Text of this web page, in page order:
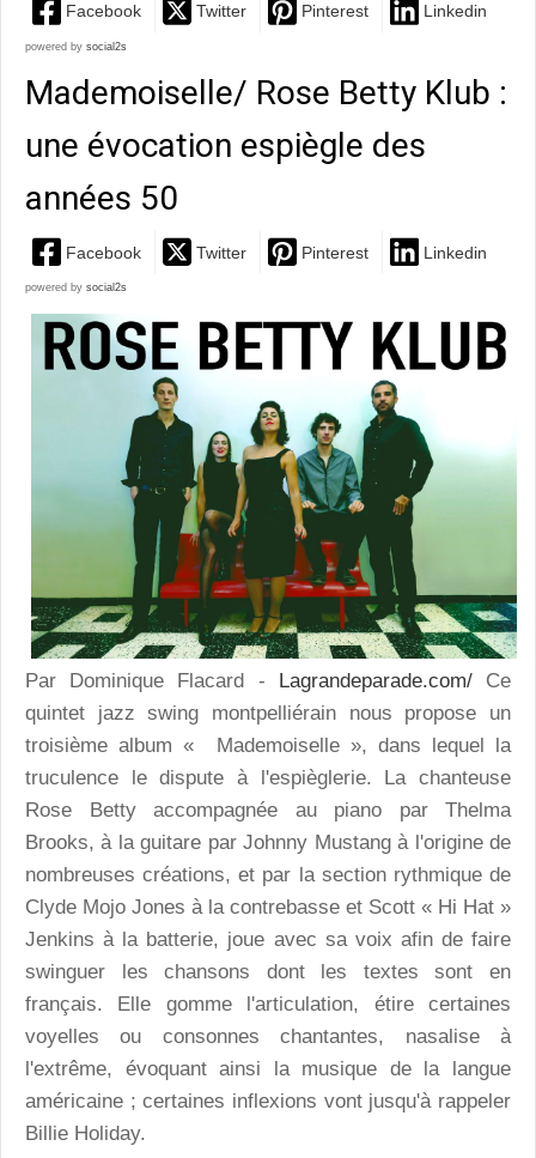
Facebook Twitter Pinterest Linkedin
powered by social2s
Mademoiselle/ Rose Betty Klub :
une évocation espiègle des
années 50
Facebook Twitter Pinterest Linkedin
powered by social2s
Par Dominique Flacard - Lagrandeparade.com/Ce
quintet jazz swing montpelliérain nous propose un
troisième album « Mademoiselle », dans lequel la
truculence le dispute à l'espièglerie. La chanteuse
Rose Betty accompagnée au piano par Thelma
Brooks, à la guitare par Johnny Mustang à l'origine de
nombreuses créations, et par la section rythmique de
Clyde Mojo Jones à la contrebasse et Scott « Hi Hat »
Jenkins à la batterie, joue avec sa voix afin de faire
swinguer les chansons dont les textes sont en
français. Elle gomme l'articulation, étire certaines
voyelles ou consonnes chantantes, nasalise à
l'extrême, évoquant ainsi la musique de la langue
américaine ; certaines inflexions vont jusqu'à rappeler
Billie Holiday.